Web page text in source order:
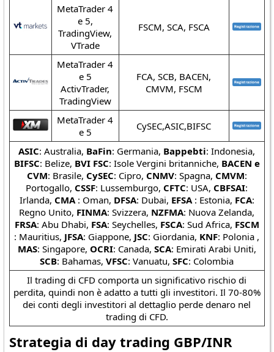
MetaTrader 4
e 5,
TradingView,
VTrade
FSCM, SCA, FSCA
MetaTrader 4
e 5
ActivTrader,
TradingView
FCA, SCB, BACEN,
CMVM, FSCM
MetaTrader 4
e 5
CySEC,ASIC,BIFSC
ASIC: Australia, BaFin: Germania, Bappebti: Indonesia,
BIFSC: Belize, BVI FSC: Isole Vergini britanniche, BACEN e
CVM: Brasile, CySEC: Cipro, CNMV: Spagna, CMVM:
Portogallo, CSSF: Lussemburgo, CFTC: USA, CBFSAI:
Irlanda, CMA: Oman, DFSA: Dubai, EFSA: Estonia, FCA:
Regno Unito, FINMA: Svizzera, NZFMA: Nuova Zelanda,
FRSA: Abu Dhabi, FSA: Seychelles, FSCA: Sud Africa, FSCM
: Mauritius, JFSA: Giappone, JSC: Giordania, KNF: Polonia ,
MAS: Singapore, OCRI: Canada, SCA: Emirati Arabi Uniti,
SCB: Bahamas,VFSC: Vanuatu,SFC: Colombia
Il trading di CFD comporta un significativo rischio di
perdita, quindi non è adatto a tutti gli investitori. Il 70-80%
dei conti degli investitori al dettaglio perde denaro nel
trading di CFD.
Strategia di day trading GBP/INR